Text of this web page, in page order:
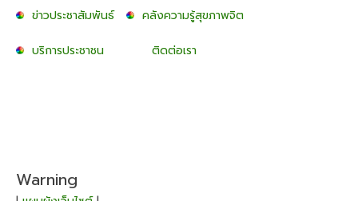
ข่าวประชาสัมพันธ์ คลังความรู้สุขภาพจิต
บริการประชาชน ติดต่อเรา
Warning